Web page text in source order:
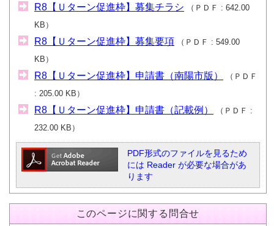
R8【Ｕターン促進枠】募集チラシ （ ＰＤＦ
642.00
KB ）
R8【Ｕターン促進枠】募集要項 （ ＰＤＦ
549.00
KB ）
R8【Ｕターン促進枠】申請書（南陽市版） （ ＰＤＦ
205.00 KB ）
R8【Ｕターン促進枠】申請書（記載例） （ ＰＤＦ
232.00 KB ）
PDF形式のファイルを見るため
には Reader が必要な場合があ
ります
このページに関する問合せ